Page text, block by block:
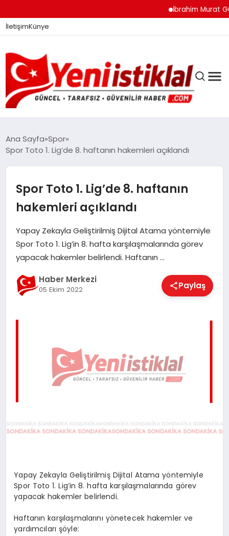
İbrahim Murat
İletişimKünye
GÜNDEM
DÜNYA
EĞITIM
EKONOMI
MAGAZIN
TEKNOLOJI
Ana Sayfa Spor
Spor Toto 1. Lig’de 8. haftanın hakemleri açıklandı
Spor Toto 1. Lig’de 8. haftanın
hakemleri açıklandı
Yapay Zekayla Geliştirilmiş Dijital Atama yöntemiyle
Spor Toto 1. Lig’in 8. hafta karşılaşmalarında görev
yapacak hakemler belirlendi. Haftanın …
Haber Merkezi
05 Ekim 2022 Paylaş
Yapay Zekayla Geliştirilmiş Dijital Atama yöntemiyle
Spor Toto 1. Lig’in 8. hafta karşılaşmalarında görev
yapacak hakemler belirlendi.
Haftanın karşılaşmalarını yönetecek hakemler ve
yardımcıları şöyle: